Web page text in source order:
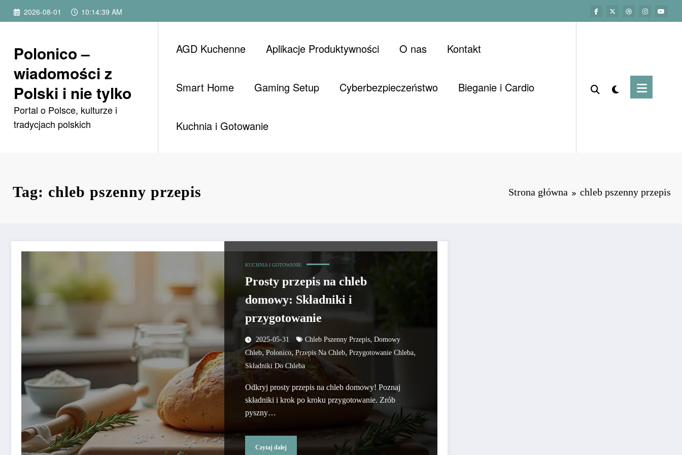
Przejdź 2026-08-01 10:14:39 AM
Polonico –
wiadomości z
Polski i nie tylko
Portal o Polsce, kulturze i
tradycjach polskich
AGD Kuchenne Aplikacje Produktywności O nas Kontakt
Smart Home Gaming Setup Cyberbezpieczeństwo Bieganie i Cardio
Kuchnia i Gotowanie
Tag: chleb pszenny przepis Strona główna chleb pszenny przepis
KUCHNIA I GOTOWANIE
Prosty przepis na chleb
domowy: Składniki i
przygotowanie
2025-05-31 Chleb Pszenny Przepis, Domowy
Chleb,Polonico,Przepis Na Chleb, Przygotowanie Chleba,
Składniki Do Chleba
Odkryj prosty przepis na chleb domowy! Poznaj
składniki i krok po kroku przygotowanie. Zrób
pyszny…
Czytaj dalej